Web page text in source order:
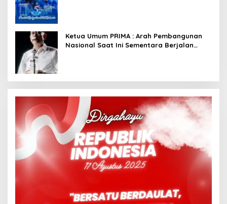
Ketua Umum PRIMA : Arah Pembangunan
Nasional Saat Ini Sementara Berjalan